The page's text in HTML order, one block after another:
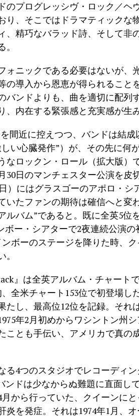
のプログレッシヴ・ロック／ヘ
り、そこではドラマティックな
、精巧なバラッド詩、そして非
ォニックである必要はないが、
の導入から恩恵が得られること
バンドよりも、曲を適切に配列
、内在する緊張感と充実感が生
間近に控えつつ、バンドは結
い心臓発作”）が、その先に何
なロックン・ロール（拡大版）
30日のマンチェスター公演を皮
）にはグラスゴーのアポロ・シ
いたファンの期待は確信へと変
ルバム”であると。既に全英5位
ボー・シアターで2夜連続公演
ボーのステージを降りた時、
』は全英アルバム・チャート
全米チャート153位で初登場し
たし、最高位12位を記録。それ
年2月初めからワシントン州
ことも手伝い、アメリカで真の
る4つのスタジオでレコーディ
ドは少なからぬ難題に直面し
から行っていた、クイーンに
炎を発症。それは1974年1月、